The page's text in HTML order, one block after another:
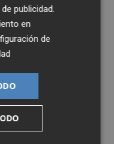
publicidad
en
de